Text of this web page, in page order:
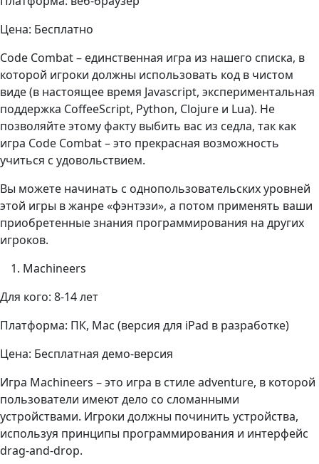
Цена: Бесплатно
Code Combat – единственная игра из нашего списка, в
которой игроки должны использовать код в чистом
виде (в настоящее время Javascript, экспериментальная
поддержка CoffeeScript, Python, Clojure и Lua). Не
позволяйте этому факту выбить вас из седла, так как
игра Code Combat – это прекрасная возможность
учиться с удовольствием.
Вы можете начинать с однопользовательских уровней
этой игры в жанре «фэнтэзи», а потом применять ваши
приобретенные знания программирования на других
игроков.
Machineers
Для кого: 8-14 лет
Платформа: ПК, Mac (версия для iPad в разработке)
Цена: Бесплатная демо-версия
Игра Machineers – это игра в стиле adventure, в которой
пользователи имеют дело со сломанными
устройствами. Игроки должны починить устройства,
используя принципы программирования и интерфейс
drag-and-drop.